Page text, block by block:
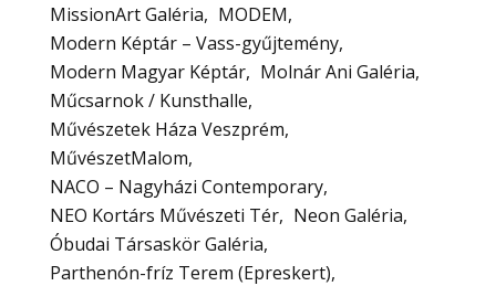
MissionArt Galéria
MODEM
Modern Képtár – Vass-gyűjtemény
Modern Magyar Képtár
Molnár Ani Galéria
Műcsarnok / Kunsthalle
Művészetek Háza Veszprém
MűvészetMalom
NACO – Nagyházi Contemporary
NEO Kortárs Művészeti Tér
Neon Galéria
Óbudai Társaskör Galéria
Parthenón-fríz Terem (Epreskert)